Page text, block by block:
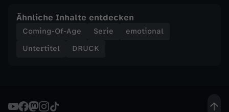
k
Ähnliche Inhalte entdecken
Coming-Of-Age Serie
emotional
Untertitel
DRUCK